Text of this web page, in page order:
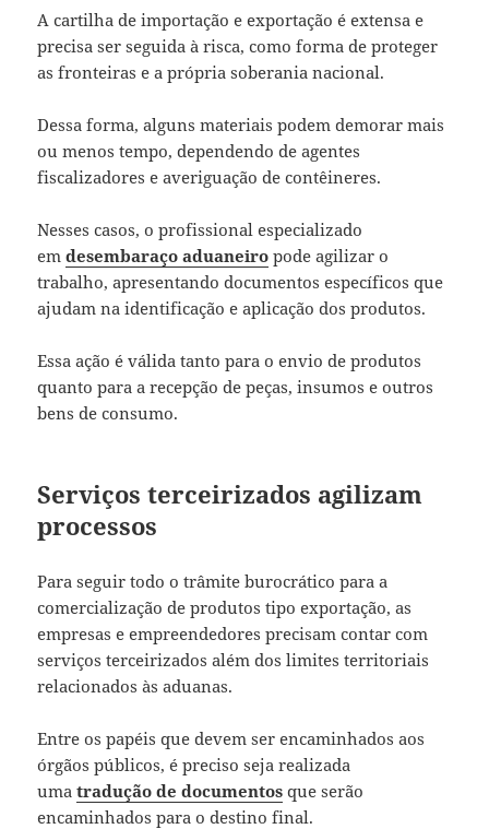
A cartilha de importação e exportação é extensa e
precisa ser seguida à risca, como forma de proteger
as fronteiras e a própria soberania nacional.
Dessa forma, alguns materiais podem demorar mais
ou menos tempo, dependendo de agentes
fiscalizadores e averiguação de contêineres.
Nesses casos, o profissional especializado
emdesembaraço aduaneiro pode agilizar o
trabalho, apresentando documentos específicos que
ajudam na identificação e aplicação dos produtos.
Essa ação é válida tanto para o envio de produtos
quanto para a recepção de peças, insumos e outros
bens de consumo.
Serviços terceirizados agilizam
processos
Para seguir todo o trâmite burocrático para a
comercialização de produtos tipo exportação, as
empresas e empreendedores precisam contar com
serviços terceirizados além dos limites territoriais
relacionados às aduanas.
Entre os papéis que devem ser encaminhados aos
órgãos públicos, é preciso seja realizada
uma tradução de documentos que serão
encaminhados para o destino final.